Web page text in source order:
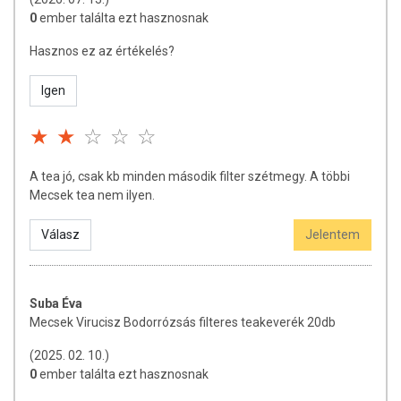
0ember találta ezt hasznosnak
Hasznos ez az értékelés?
Igen
A tea jó, csak kb minden második filter szétmegy. A többi
Mecsek tea nem ilyen.
Válasz Jelentem
Suba Éva
Mecsek Virucisz Bodorrózsás filteres teakeverék 20db
(2025. 02. 10.)
0ember találta ezt hasznosnak